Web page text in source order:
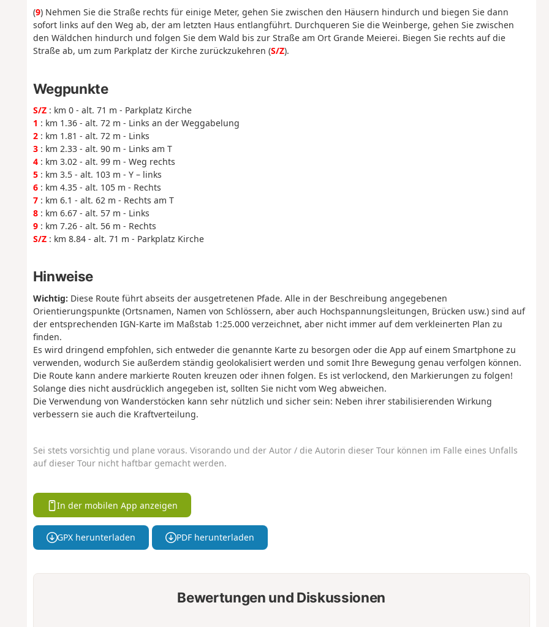
(9) Nehmen Sie die Straße rechts für einige Meter, gehen Sie zwischen den Häusern hindurch und biegen Sie dann
sofort links auf den Weg ab, der am letzten Haus entlangführt. Durchqueren Sie die Weinberge, gehen Sie zwischen
den Wäldchen hindurch und folgen Sie dem Wald bis zur Straße am Ort Grande Meierei. Biegen Sie rechts auf die
Straße ab, um zum Parkplatz der Kirche zurückzukehren (S/Z).
Wegpunkte
S/Z: km 0 - alt. 71 m - Parkplatz Kirche
1 : km 1.36 - alt. 72 m - Links an der Weggabelung
2: km 1.81 - alt. 72 m - Links
3: km 2.33 - alt. 90 m - Links am T
4: km 3.02 - alt. 99 m - Weg rechts
5: km 3.5 - alt. 103 m - Y – links
6: km 4.35 - alt. 105 m - Rechts
7: km 6.1 - alt. 62 m - Rechts am T
8: km 6.67 - alt. 57 m - Links
9: km 7.26 - alt. 56 m - Rechts
S/Z: km 8.84 - alt. 71 m - Parkplatz Kirche
Hinweise
Wichtig: Diese Route führt abseits der ausgetretenen Pfade. Alle in der Beschreibung angegebenen
Orientierungspunkte (Ortsnamen, Namen von Schlössern, aber auch Hochspannungsleitungen, Brücken usw.) sind auf
der entsprechenden IGN-Karte im Maßstab 1:25.000 verzeichnet, aber nicht immer auf dem verkleinerten Plan zu
finden.
Es wird dringend empfohlen, sich entweder die genannte Karte zu besorgen oder die App auf einem Smartphone zu
verwenden, wodurch Sie außerdem ständig geolokalisiert werden und somit Ihre Bewegung genau verfolgen können.
Die Route kann andere markierte Routen kreuzen oder ihnen folgen. Es ist verlockend, den Markierungen zu folgen!
Solange dies nicht ausdrücklich angegeben ist, sollten Sie nicht vom Weg abweichen.
Die Verwendung von Wanderstöcken kann sehr nützlich und sicher sein: Neben ihrer stabilisierenden Wirkung
verbessern sie auch die Kraftverteilung.
Sei stets vorsichtig und plane voraus. Visorando und der Autor / die Autorin dieser Tour können im Falle eines Unfalls
auf dieser Tour nicht haftbar gemacht werden.
In der mobilen App anzeigen
GPX herunterladen PDF herunterladen
Bewertungen und Diskussionen